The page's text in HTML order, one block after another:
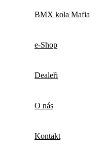
BMX kola Mafia
e-Shop
Dealeři
O nás
Kontakt